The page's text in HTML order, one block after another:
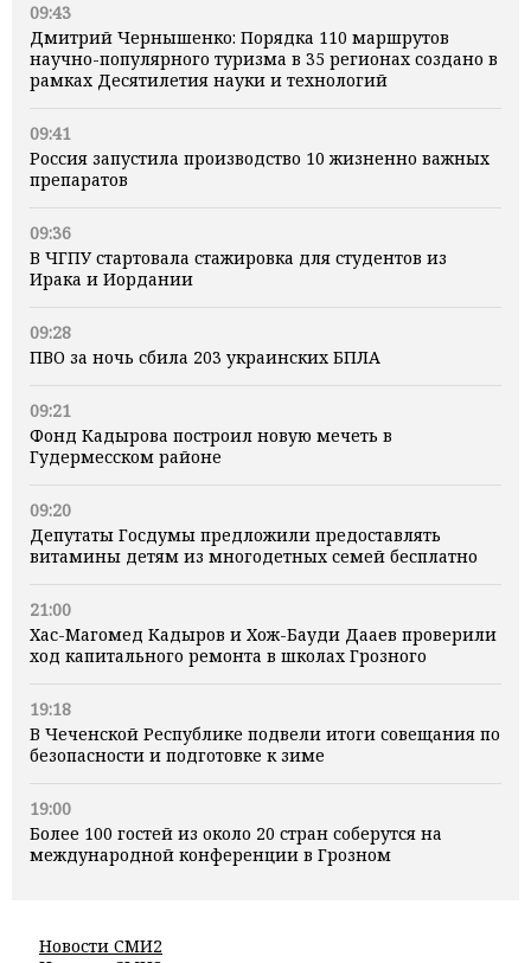
09:43
Дмитрий Чернышенко: Порядка 110 маршрутов
научно-популярного туризма в 35 регионах создано в
рамках Десятилетия науки и технологий
09:41
Россия запустила производство 10 жизненно важных
препаратов
09:36
В ЧГПУ стартовала стажировка для студентов из
Ирака и Иордании
09:28
ПВО за ночь сбила 203 украинских БПЛА
09:21
Фонд Кадырова построил новую мечеть в
Гудермесском районе
09:20
Депутаты Госдумы предложили предоставлять
витамины детям из многодетных семей бесплатно
21:00
Хас-Магомед Кадыров и Хож-Бауди Дааев проверили
ход капитального ремонта в школах Грозного
19:18
В Чеченской Республике подвели итоги совещания по
безопасности и подготовке к зиме
19:00
Более 100 гостей из около 20 стран соберутся на
международной конференции в Грозном
Новости СМИ2